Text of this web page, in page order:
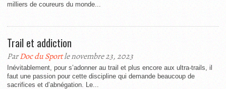
milliers de coureurs du monde...
Trail et addiction
ParDoc du Sportle novembre 23, 2023
Inévitablement, pour s’adonner au trail et plus encore aux ultra-trails, il
faut une passion pour cette discipline qui demande beaucoup de
sacrifices et d’abnégation. Le...